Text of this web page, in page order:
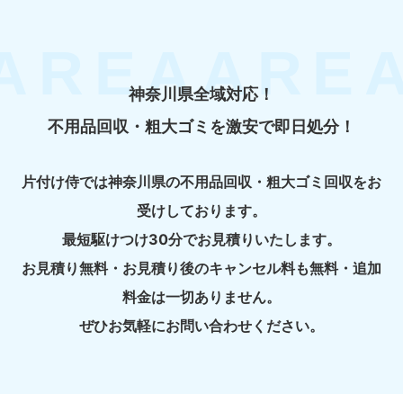
神奈川県全域対応！
不用品回収・粗大ゴミを激安で即日処分！
片付け侍では神奈川県の不用品回収・粗大ゴミ回収をお
受けしております。
最短駆けつけ30分でお見積りいたします。
お見積り無料・お見積り後のキャンセル料も無料・追加
料金は一切ありません。
ぜひお気軽にお問い合わせください。